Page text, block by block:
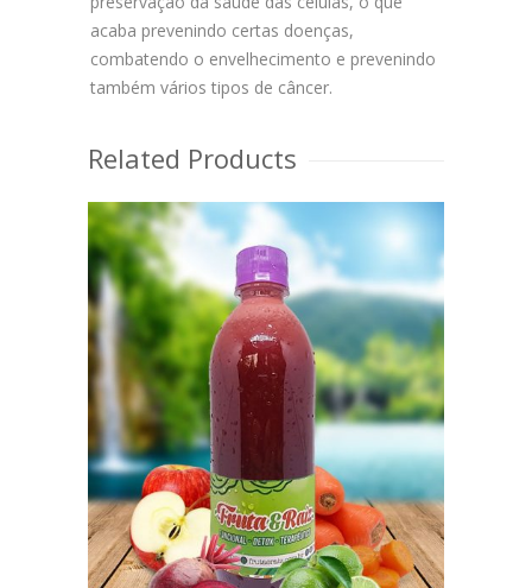
acaba prevenindo certas doenças,
combatendo o envelhecimento e prevenindo
também vários tipos de câncer.
Related Products